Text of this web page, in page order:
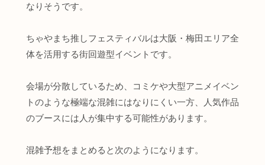
なりそうです。
ちゃやまち推しフェスティバルは大阪・梅田エリア全
体を活用する街回遊型イベントです。
会場が分散しているため、コミケや大型アニメイベン
トのような極端な混雑にはなりにくい一方、人気作品
のブースには人が集中する可能性があります。
混雑予想をまとめると次のようになります。